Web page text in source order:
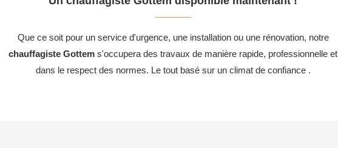
Que ce soit pour un service d'urgence, une installation ou une rénovation, notre
chauffagiste Gottem s'occupera des travaux de manière rapide, professionnelle et
dans le respect des normes. Le tout basé sur un climat de confiance .